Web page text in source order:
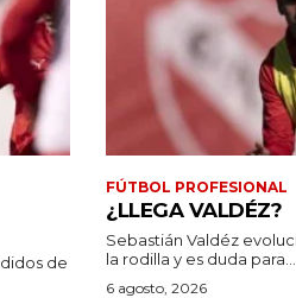
de
FÚTBOL PROFESIONAL
¿LLEGA VALDÉZ?
Sebastián Valdéz
la rodilla y es duda para...
6 agosto, 2026